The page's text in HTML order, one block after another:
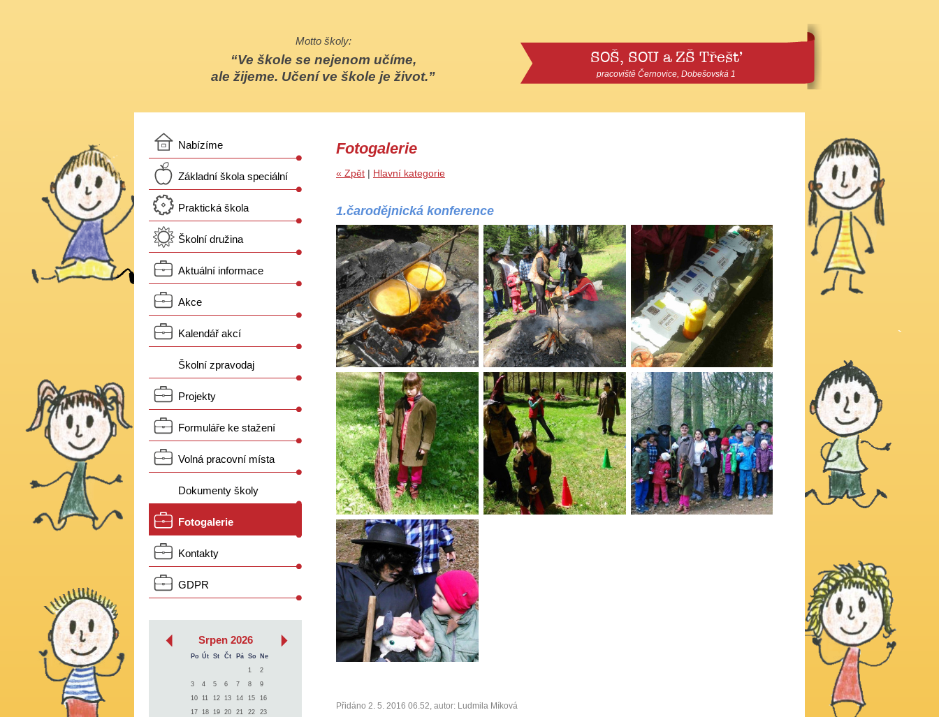
Motto školy:
Ve škole se nejenom učíme,
ale žijeme. Učení ve škole je život.
SOŠ, SOU a ZŠ Třešť
pracoviště Černovice, Dobešovská 1
Fotogalerie
« Zpět | Hlavní kategorie
1.čarodějnická konference
Přidáno 2. 5. 2016 06.52, autor: Ludmila Míková
Nabízíme
Základní škola speciální
Praktická škola
Školní družina
Aktuální informace
Akce
Kalendář akcí
Školní zpravodaj
Projekty
Formuláře ke stažení
Volná pracovní místa
Dokumenty školy
Fotogalerie
Kontakty
GDPR
Srpen 2026
Po Út St Čt Pá So
Ne
1
2
3
4 5 6 7 8
9
10
11 12 13 14 15
16
17
18 19 20 21 22
23